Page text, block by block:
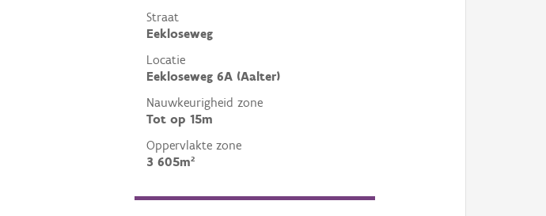
Straat
Eekloseweg
Locatie
Eekloseweg 6A (Aalter)
Nauwkeurigheid zone
Tot op 15m
Oppervlakte zone
3 605m²